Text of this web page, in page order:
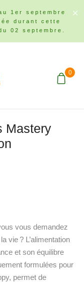
1er septembre
durant cette
02 septembre.
0
Mastery
vous demandez
vie ? L’alimentation
et son équilibre
formulées pour
permet de